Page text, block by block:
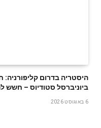
היסטריה בדרום
ביוניברסל סטודיוס – חשש
6 באוגוסט 2026